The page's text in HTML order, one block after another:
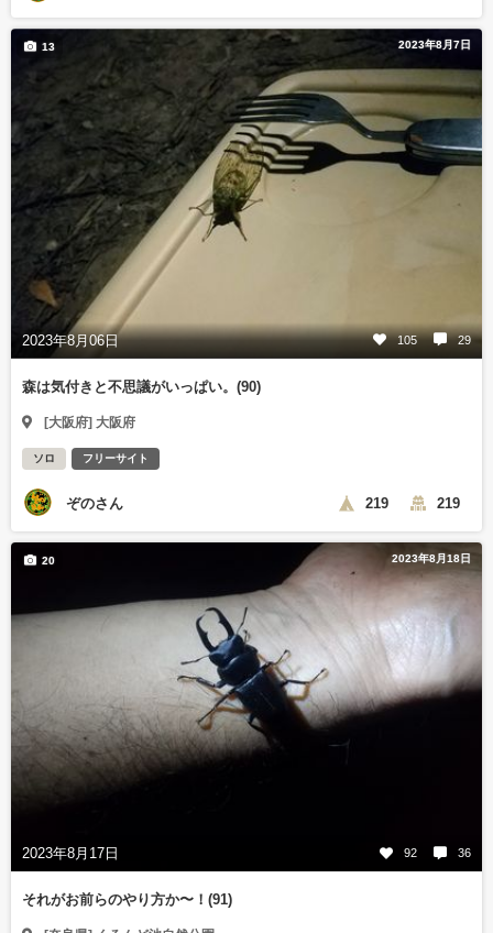
2023年8月7日
2023年8月06日 105 29
13
森は気付きと不思議がいっぱい。(90)
[大阪府] 大阪府
ソロ フリーサイト
ぞのさん 219 219
2023年8月18日
2023年8月17日 92 36
20
それがお前らのやり方か〜！(91)